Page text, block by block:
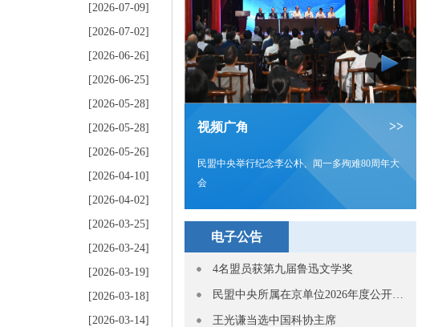
[2026-07-09]
[2026-07-02]
[2026-06-26]
[2026-06-25]
[2026-05-28]
[2026-05-28]
[2026-05-26]
[2026-04-10]
[2026-04-02]
[2026-03-25]
[2026-03-24]
[2026-03-19]
[2026-03-18]
[2026-03-14]
视频广角 >>
民盟中央举行纪念李公朴、闻一多殉难80周年大
会
电子公告
4名盟员获第九届鲁迅文学奖
王光谦当选中国科协主席